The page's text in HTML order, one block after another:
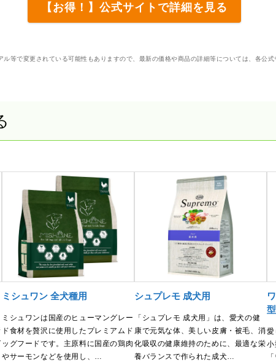
【お得！】公式サイトで詳細を見る
等で変更されている可能性もありますので、最新の価格や商品の詳細等については、各公式
ミシュワン 全犬種用
ミシュワンは国産のヒューマングレー
ド食材を贅沢に使用したプレミアムド
ッグフードです。主原料に国産の鶏肉
やサーモンなどを使用し、…
シュプレモ 成犬用
「シュプレモ 成犬用」は、愛犬の健
康で元気な体、美しい皮膚・被毛、消
化吸収の健康維持のために、最適な栄
養バランスで作られた成犬…
愛
小